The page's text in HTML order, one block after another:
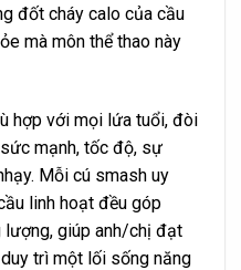
đốt cháy calo của cầu
mà môn thể thao này
hợp với mọi lứa tuổi, đòi
mạnh, tốc độ, sự
Mỗi cú smash uy
linh hoạt đều góp
lượng, giúp anh/chị đạt
trì một lối sống năng